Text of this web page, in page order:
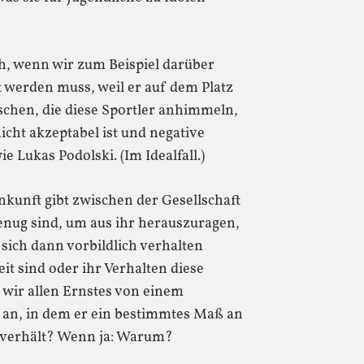
wenn wir zum Beispiel darüber
muss, weil er auf dem Platz
die diese Sportler anhimmeln,
akzeptabel ist und negative
Lukas Podolski. (Im Idealfall.)
gibt zwischen der Gesellschaft
sind, um aus ihr herauszuragen,
dann vorbildlich verhalten
sind oder ihr Verhalten diese
allen Ernstes von einem
in dem er ein bestimmtes Maß an
Wenn ja: Warum?